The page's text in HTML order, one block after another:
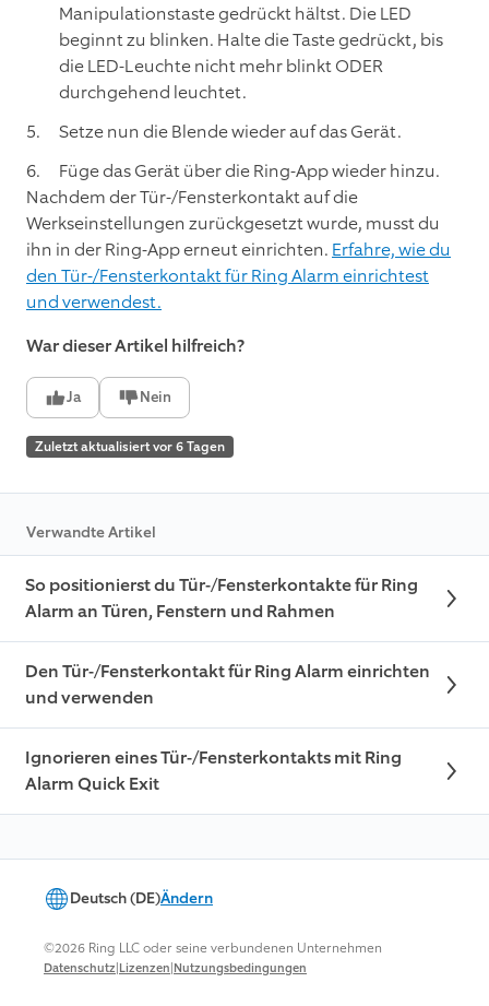
Manipulationstaste gedrückt hältst. Die LED
beginnt zu blinken. Halte die Taste gedrückt, bis
die LED-Leuchte nicht mehr blinkt ODER
durchgehend leuchtet.
Setze nun die Blende wieder auf das Gerät.
Füge das Gerät über die Ring-App wieder hinzu.
Nachdem der Tür-/Fensterkontakt auf die
Werkseinstellungen zurückgesetzt wurde, musst du
ihn in der Ring-App erneut einrichten. Erfahre, wie du
den Tür-/Fensterkontakt für Ring Alarm einrichtest
und verwendest.
War dieser Artikel hilfreich?
Ja Nein
Zuletzt aktualisiert vor 6 Tagen
Verwandte Artikel
So positionierst du Tür-/Fensterkontakte für Ring
Alarm an Türen, Fenstern und Rahmen
Den Tür-/Fensterkontakt für Ring Alarm einrichten
und verwenden
Ignorieren eines Tür-/Fensterkontakts mit Ring
Alarm Quick Exit
Deutsch (DE)Ändern
©2026 Ring LLC oder seine verbundenen Unternehmen
Datenschutz|Lizenzen|Nutzungsbedingungen